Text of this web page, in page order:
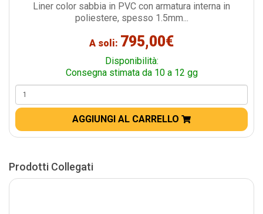
Liner color sabbia in PVC con armatura interna in
poliestere, spesso 1.5mm...
A soli: 795,00€
Disponibilità:
Consegna stimata da 10 a 12 gg
AGGIUNGI AL CARRELLO
Prodotti Collegati